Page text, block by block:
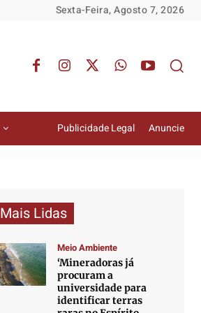
Sexta-Feira, Agosto 7, 2026
Publicidade Legal Anuncie
Mais Lidas
Meio Ambiente
‘Mineradoras já
procuram a
universidade para
identificar terras